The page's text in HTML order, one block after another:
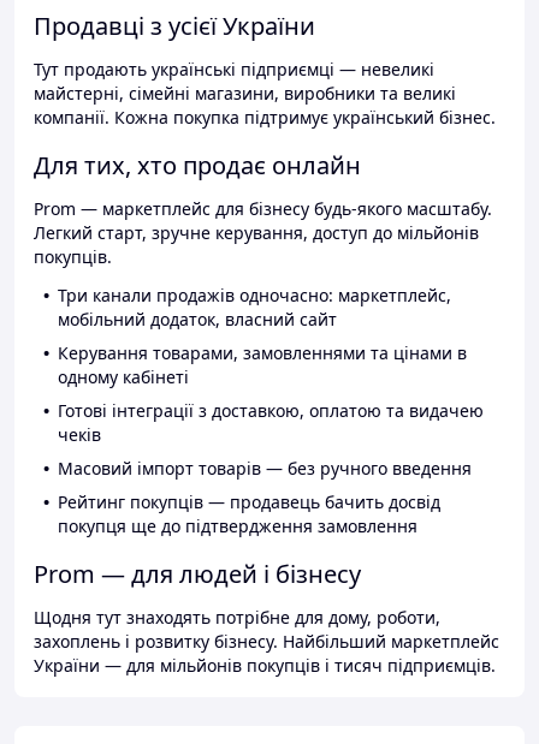
Продавці з усієї України
Тут продають українські підприємці — невеликі
майстерні, сімейні магазини, виробники та великі
компанії. Кожна покупка підтримує український бізнес.
Для тих, хто продає онлайн
Prom — маркетплейс для бізнесу будь-якого масштабу.
Легкий старт, зручне керування, доступ до мільйонів
покупців.
Три канали продажів одночасно: маркетплейс,
мобільний додаток, власний сайт
Керування товарами, замовленнями та цінами в
одному кабінеті
Готові інтеграції з доставкою, оплатою та видачею
чеків
Масовий імпорт товарів — без ручного введення
Рейтинг покупців — продавець бачить досвід
покупця ще до підтвердження замовлення
Prom — для людей і бізнесу
Щодня тут знаходять потрібне для дому, роботи,
захоплень і розвитку бізнесу. Найбільший маркетплейс
України — для мільйонів покупців і тисяч підприємців.